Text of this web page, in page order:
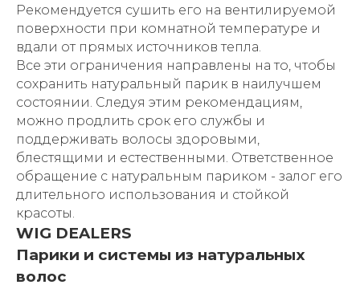
Рекомендуется сушить его на вентилируемой
поверхности при комнатной температуре и
вдали от прямых источников тепла.
Все эти ограничения направлены на то, чтобы
сохранить натуральный парик в наилучшем
состоянии. Следуя этим рекомендациям,
можно продлить срок его службы и
поддерживать волосы здоровыми,
блестящими и естественными. Ответственное
обращение с натуральным париком - залог его
длительного использования и стойкой
красоты.
WIG DEALERS
Парики и системы из натуральных
волос